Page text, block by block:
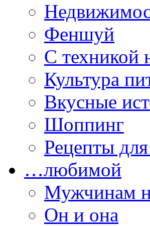
Феншуй
С техникой
Культура
Вкусные
Шоппинг
Рецепты
…любимой
Мужчинам
Он и она